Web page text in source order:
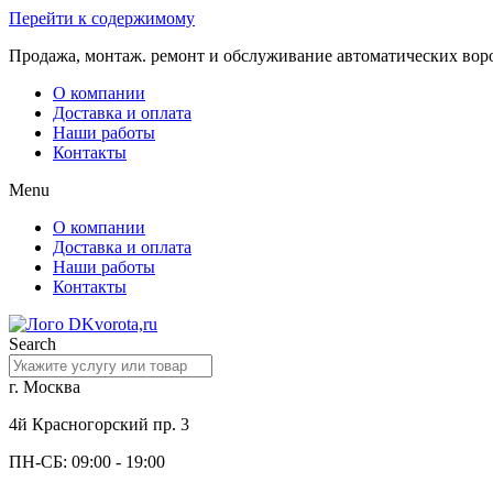
Перейти к содержимому
Продажа, монтаж. ремонт и обслуживание автоматических
О компании
Доставка и оплата
Наши работы
Контакты
Menu
О компании
Доставка и оплата
Наши работы
Контакты
Search
г. Москва
4й Красногорский пр. 3
ПН-СБ: 09:00 - 19:00